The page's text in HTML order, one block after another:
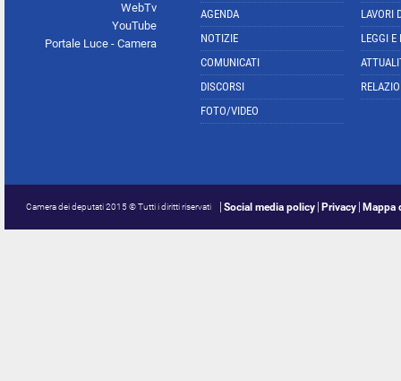
WebTv
YouTube
Portale Luce - Camera
AGENDA
NOTIZIE
COMUNICATI
DISCORSI
FOTO/VIDEO
LAVORI
LEGGI E
Camera dei deputati 2015 © Tutti i diritti riservati Social media policy Privacy Mappa